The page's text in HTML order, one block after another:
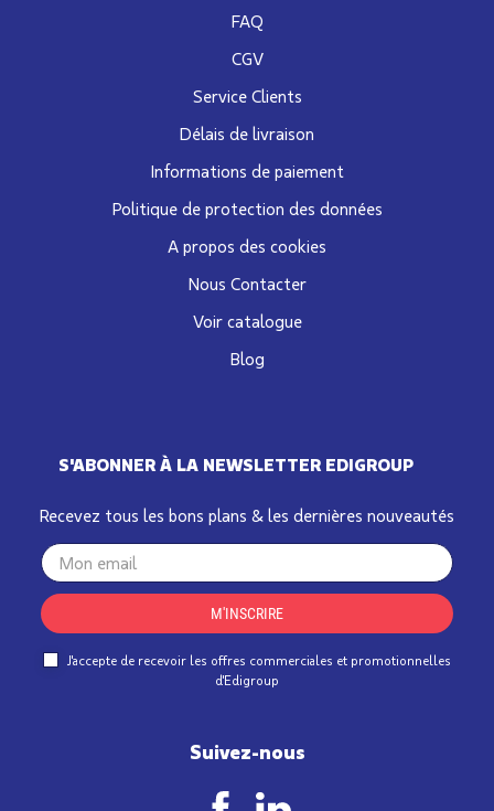
S'ABONNER À LA NEWSLETTER EDIGROUP
Recevez tous les bons plans & les dernières nouveautés
Your
email
M'INSCRIRE
J'accepte de recevoir les offres commerciales et promotionnelles
d'Edigroup
FAQ
CGV
Service Clients
Délais de livraison
Informations de paiement
Politique de protection des données
A propos des cookies
Nous Contacter
Voir catalogue
Blog
Suivez-nous